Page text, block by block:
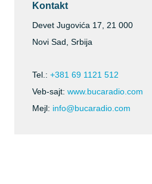
Kontakt
Devet Jugovića 17, 21 000
Novi Sad, Srbija
Tel.: +381 69 1121 512
Veb-sajt: www.bucaradio.com
Mejl: info@bucaradio.com